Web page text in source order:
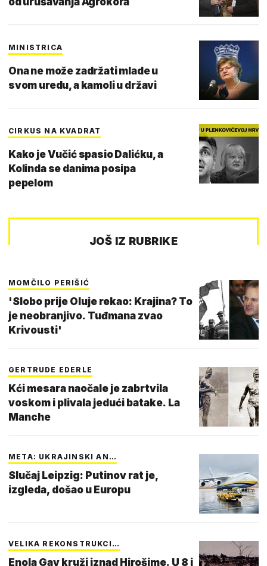
MINISTRICA
Ona ne može zadržati mlade u
svom uredu, a kamoli u državi
CIRKUS NA KVADRAT
Kako je Vučić spasio Dalićku, a
Kolinda se danima posipa
pepelom
JOŠ IZ RUBRIKE
MOMČILO PERIŠIĆ
'Slobo prije Oluje rekao: Krajina? To
je neobranjivo. Tuđmana zvao
Krivousti'
GERTRUDE EDERLE
Kći mesara naočale je zabrtvila
voskom i plivala jedući batake. La
Manche
META: UKRAJINSKI AN…
Slučaj Leipzig: Putinov rat je,
izgleda, došao u Europu
VELIKA REKONSTRUKCI…
Enola Gay kruži iznad Hirošime. U 8 i